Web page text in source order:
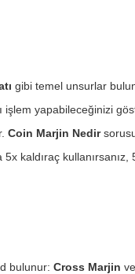
gibi temel unsurlar
işlem yapabileceğinizi
Coin Marjin Nedir
kaldıraç kullanırsanız,
bulunur: Cross Marjin ve